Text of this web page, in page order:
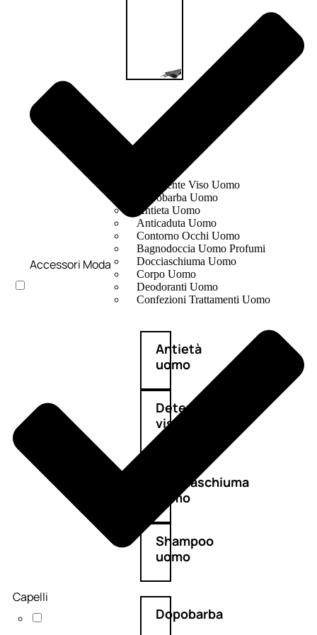
Detergente Viso Uomo
Dopobarba Uomo
Antieta Uomo
Anticaduta Uomo
Contorno Occhi Uomo
Bagnodoccia Uomo Profumi
Docciaschiuma Uomo
Corpo Uomo
Deodoranti Uomo
Confezioni Trattamenti Uomo
Antietà
uomo
Detergente
viso
uomo
Docciaschiuma
uomo
Shampoo
uomo
Dopobarba
Accessori Moda
Capelli